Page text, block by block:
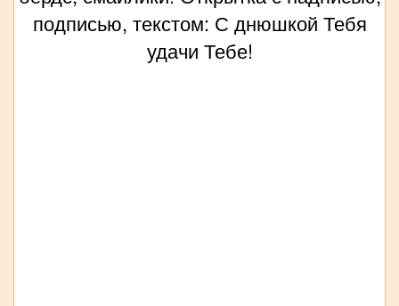
подписью, текстом: С днюшкой Тебя
удачи Тебе!